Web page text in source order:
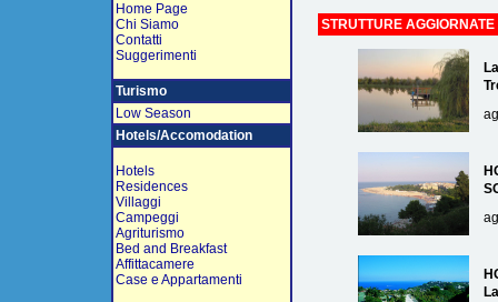
Home Page
Chi Siamo
Contatti
Suggerimenti
Turismo
Low Season
Hotels/Accomodation
Hotels
Residences
Villaggi
Campeggi
Agriturismo
Bed and Breakfast
Affittacamere
Case e Appartamenti
STRUTTURE